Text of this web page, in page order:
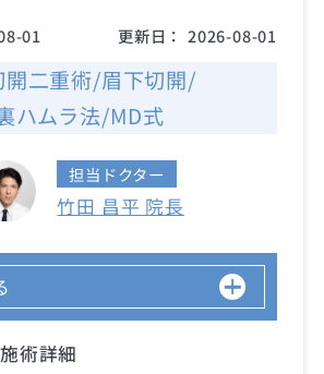
01 更新日： 2026-08-01
開二重術/眉下切開/
ハムラ法/MD式
担当ドクター
竹田 昌平 院長
術詳細